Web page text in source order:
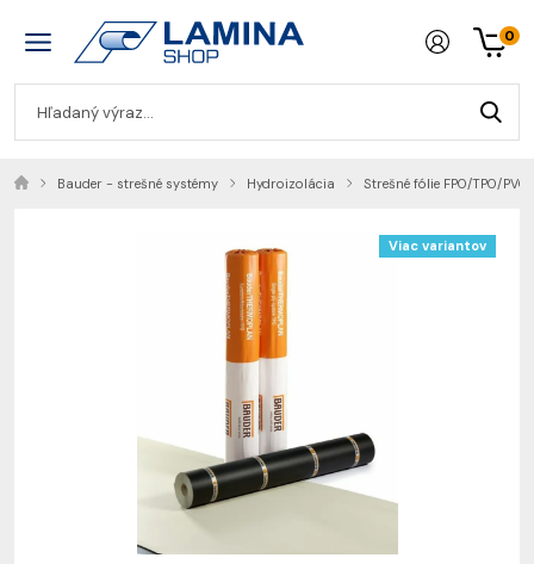
0
Bauder - strešné systémy Hydroizolácia Strešné fólie FPO/TPO/PVC
Viac variantov